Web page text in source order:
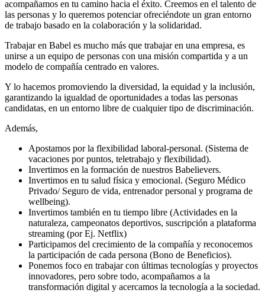
acompañamos en tu camino hacia el éxito. Creemos en el talento de
las personas y lo queremos potenciar ofreciéndote un gran entorno
de trabajo basado en la colaboración y la solidaridad.
Trabajar en Babel es mucho más que trabajar en una empresa, es
unirse a un equipo de personas con una misión compartida y a un
modelo de compañía centrado en valores.
Y lo hacemos promoviendo la diversidad, la equidad y la inclusión,
garantizando la igualdad de oportunidades a todas las personas
candidatas, en un entorno libre de cualquier tipo de discriminación.
Además,
Apostamos por la flexibilidad laboral-personal. (Sistema de
vacaciones por puntos, teletrabajo y flexibilidad).
Invertimos en la formación de nuestros Babelievers.
Invertimos en tu salud física y emocional. (Seguro Médico
Privado/ Seguro de vida, entrenador personal y programa de
wellbeing).
Invertimos también en tu tiempo libre (Actividades en la
naturaleza, campeonatos deportivos, suscripción a plataforma
streaming (por Ej. Netflix)
Participamos del crecimiento de la compañía y reconocemos
la participación de cada persona (Bono de Beneficios).
Ponemos foco en trabajar con últimas tecnologías y proyectos
innovadores, pero sobre todo, acompañamos a la
transformación digital y acercamos la tecnología a la sociedad.